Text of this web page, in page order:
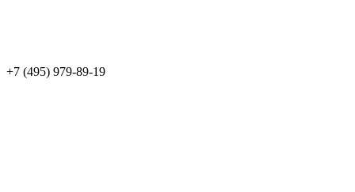
+7 (495) 979-89-19